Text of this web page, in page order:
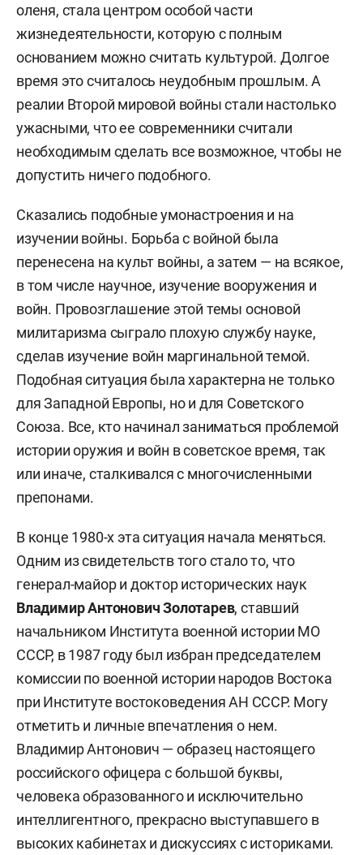
оленя, стала центром особой части
жизнедеятельности, которую с полным
основанием можно считать культурой. Долгое
время это считалось неудобным прошлым. А
реалии Второй мировой войны стали настолько
ужасными, что ее современники считали
необходимым сделать все возможное, чтобы не
допустить ничего подобного.
Сказались подобные умонастроения и на
изучении войны. Борьба с войной была
перенесена на культ войны, а затем — на всякое,
в том числе научное, изучение вооружения и
войн. Провозглашение этой темы основой
милитаризма сыграло плохую службу науке,
сделав изучение войн маргинальной темой.
Подобная ситуация была характерна не только
для Западной Европы, но и для Советского
Союза. Все, кто начинал заниматься проблемой
истории оружия и войн в советское время, так
или иначе, сталкивался с многочисленными
препонами.
В конце 1980-х эта ситуация начала меняться.
Одним из свидетельств того стало то, что
генерал-майор и доктор исторических наук
Владимир Антонович Золотарев, ставший
начальником Института военной истории МО
СССР, в 1987 году был избран председателем
комиссии по военной истории народов Востока
при Институте востоковедения АН СССР. Могу
отметить и личные впечатления о нем.
Владимир Антонович — образец настоящего
российского офицера с большой буквы,
человека образованного и исключительно
интеллигентного, прекрасно выступавшего в
высоких кабинетах и дискуссиях с историками.